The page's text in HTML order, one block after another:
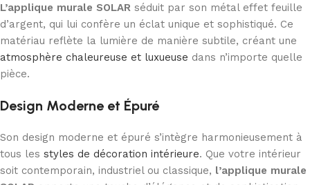
L’applique murale SOLAR séduit par son métal effet feuille
d’argent, qui lui confère un éclat unique et sophistiqué. Ce
matériau reflète la lumière de manière subtile, créant une
atmosphère chaleureuse et luxueuse dans n’importe quelle
pièce.
Design Moderne et Épuré
Son design moderne et épuré s’intègre harmonieusement à
tous les styles de décoration intérieure. Que votre intérieur
soit contemporain, industriel ou classique, l’applique murale